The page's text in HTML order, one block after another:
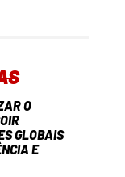
O
GLOBAIS
E